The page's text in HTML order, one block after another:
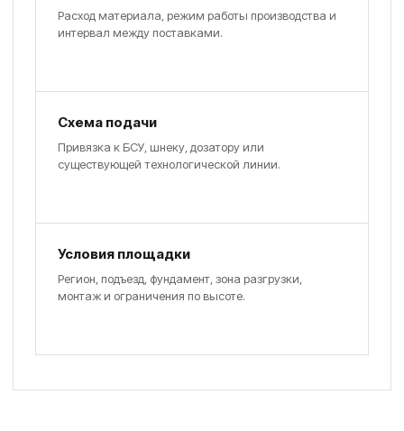
Расход материала, режим работы производства и
интервал между поставками.
Схема подачи
Привязка к БСУ, шнеку, дозатору или
существующей технологической линии.
Условия площадки
Регион, подъезд, фундамент, зона разгрузки,
монтаж и ограничения по высоте.